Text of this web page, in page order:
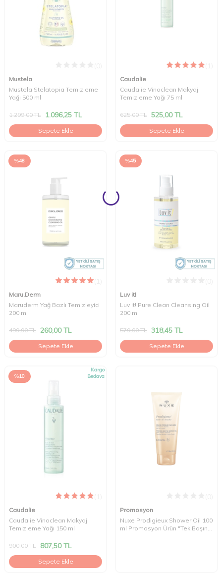
Mustela
Mustela Stelatopia Temizleme
Yağı 500 ml
1.299,00TL 1.096,25 TL
Sepete Ekle
Caudalie
Caudalie Vinoclean Makyaj
Temizleme Yağı 75 ml
625,00TL 525,00TL
Sepete Ekle
%48
Maru.Derm
Maruderm Yağ Bazlı Temizleyici
200 ml
499,90TL 260,00TL
Sepete Ekle
%45
Luv it!
Luv it! Pure Clean Cleansing Oil
200 ml
579,00TL 318,45 TL
Sepete Ekle
%10
Kargo
Bedava
Caudalie
Caudalie Vinoclean Makyaj
Temizleme Yağı 150 ml
900,00TL 807,50TL
Sepete Ekle
Promosyon
Nuxe Prodigieux Shower Oil 100
ml Promosyon Ürün "Tek Başına